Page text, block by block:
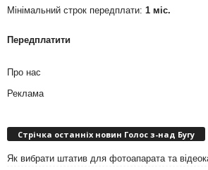
Мінімальний строк передплати: 1 міс.
Передплатити
Про нас
Реклама
Стрічка останніх новин Голос з-над Бугу
Як вибрати штатив для фотоапарата та